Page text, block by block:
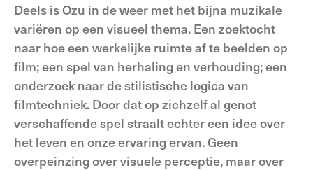
Deels is Ozu in de weer met het bijna muzikale
variëren op een visueel thema. Een zoektocht
naar hoe een werkelijke ruimte af te beelden op
film; een spel van herhaling en verhouding; een
onderzoek naar de stilistische logica van
filmtechniek. Door dat op zichzelf al genot
verschaffende spel straalt echter een idee over
het leven en onze ervaring ervan. Geen
overpeinzing over visuele perceptie, maar over